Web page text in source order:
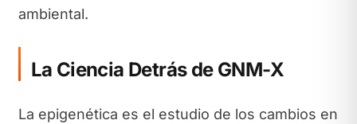
ambiental.
La Ciencia Detrás de GNM-X
La epigenética es el estudio de los cambios en